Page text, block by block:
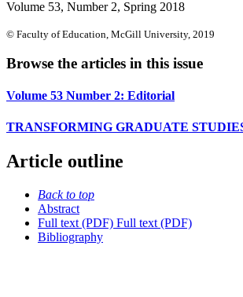
Volume 53, Number 2, Spring 2018
© Faculty of Education, McGill University, 2019
Browse the articles in this issue
Volume 53 Number 2: Editorial
TRANSFORMING GRADUATE
Article outline
Back to top
Abstract
Full text (PDF) Full text (PDF)
Bibliography